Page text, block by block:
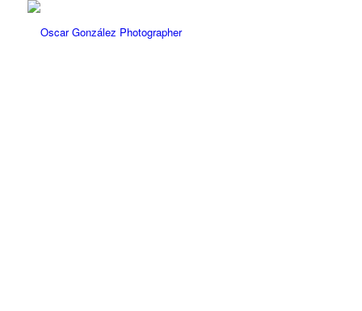
OSCAR RENÉ
GONZÁLEZ DE LA